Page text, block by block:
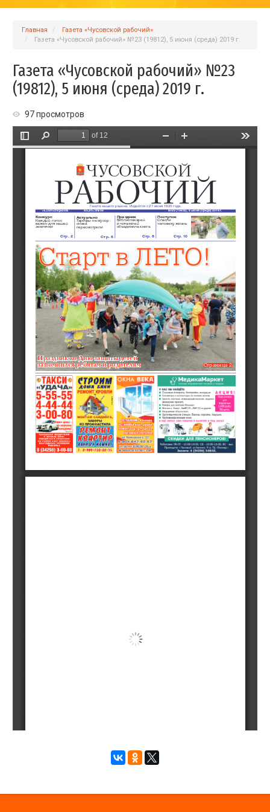
Главная
Газета «Чусовской рабочий»
Газета «Чусовской рабочий» №23 (19812), 5 июня (среда) 2019 г.
Газета «Чусовской рабочий» №23
(19812), 5 июня (среда) 2019 г.
97 просмотров